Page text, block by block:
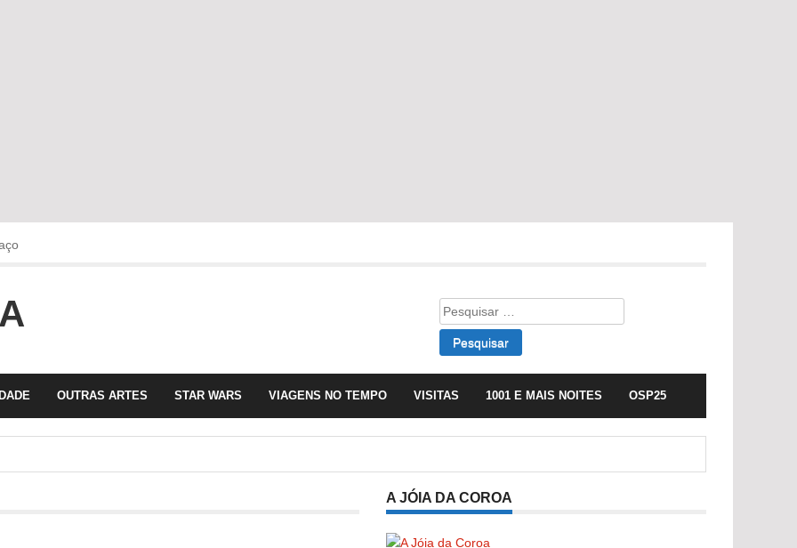
Olga Roriz
Pesquisar
por:
OUTRAS ARTES STAR WARS VIAGENS NO TEMPO VISITAS 1001 E MAIS NOITES OSP25
A JÓIA DA COROA